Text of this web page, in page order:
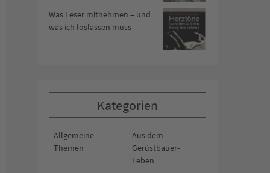
Was Leser mitnehmen – und
was ich loslassen muss
Kategorien
Allgemeine
Themen
Aus dem
Gerüstbauer-
Leben